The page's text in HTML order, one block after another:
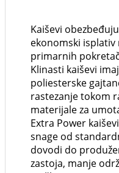
Kaiševi
ekonomski isplativ
primarnih
Klinasti kaiševi
poliesterske
rastezanje tokom
materijale za
Extra Power
snage od
dovodi do
zastoja, manje